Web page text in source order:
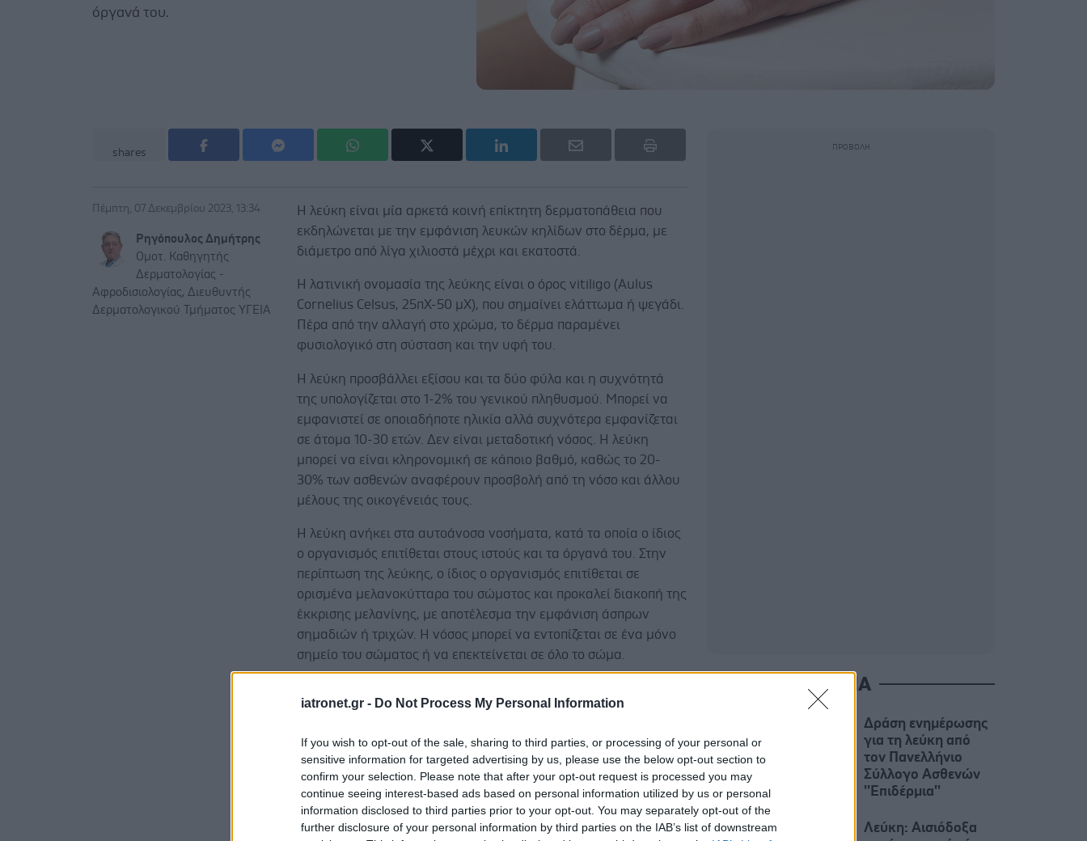
iatronet.gr - Do Not Process My Personal Information
If you wish to opt-out of the sale, sharing to third parties, or processing of your personal or
sensitive information for targeted advertising by us, please use the below opt-out section to
confirm your selection. Please note that after your opt-out request is processed you may
continue seeing interest-based ads based on personal information utilized by us or personal
information disclosed to third parties prior to your opt-out. You may separately opt-out of the
further disclosure of your personal information by third parties on the IAB’s list of downstream
όργανά του.
shares
Πέμπτη, 07 Δεκεμβρίου 2023, 13:34
Ρηγόπουλος Δημήτρης
Ομοτ. Καθηγητής
Δερματολογίας -
Αφροδισιολογίας, Διευθυντής
Δερματολογικού Τμήματος ΥΓΕΙΑ
Η λεύκη είναι μία αρκετά κοινή επίκτητη δερματοπάθεια που
εκδηλώνεται με την εμφάνιση λευκών κηλίδων στο δέρμα, με
διάμετρο από λίγα χιλιοστά μέχρι και εκατοστά.
Η λατινική ονομασία της λεύκης είναι ο όρος vitiligo (Aulus
Cornelius Celsus, 25πΧ-50 μΧ), που σημαίνει ελάττωμα ή ψεγάδι.
Πέρα από την αλλαγή στο χρώμα, το δέρμα παραμένει
φυσιολογικό στη σύσταση και την υφή του.
Η λεύκη προσβάλλει εξίσου και τα δύο φύλα και η συχνότητά
της υπολογίζεται στο 1-2% του γενικού πληθυσμού. Μπορεί να
εμφανιστεί σε οποιαδήποτε ηλικία αλλά συχνότερα εμφανίζεται
σε άτομα 10-30 ετών. Δεν είναι μεταδοτική νόσος. Η λεύκη
μπορεί να είναι κληρονομική σε κάποιο βαθμό, καθώς το 20-
30% των ασθενών αναφέρουν προσβολή από τη νόσο και άλλου
μέλους της οικογένειάς τους.
Η λεύκη ανήκει στα αυτοάνοσα νοσήματα, κατά τα οποία ο ίδιος
ο οργανισμός επιτίθεται στους ιστούς και τα όργανά του. Στην
περίπτωση της λεύκης, ο ίδιος ο οργανισμός επιτίθεται σε
ορισμένα μελανοκύτταρα του σώματος και προκαλεί διακοπή της
έκκρισης μελανίνης, με αποτέλεσμα την εμφάνιση άσπρων
σημαδιών ή τριχών. Η νόσος μπορεί να εντοπίζεται σε ένα μόνο
σημείο του σώματος ή να επεκτείνεται σε όλο το σώμα.
των ασθενών αλλά όταν εμφανίζεται σε μεγάλο βαθμό και σε
προβλήματα αυτοπεποίθησης στα άτομα που νοσούν με
αποτέλεσμα να αναπτύξουν ψυχολογικά προβλήματα.
ΔΙΑΒΑΣΤΕ ΑΚΟΜΑ
Δράση ενημέρωσης
για τη λεύκη από
τον Πανελλήνιο
Σύλλογο Ασθενών
''Eπιδέρμια''
Λεύκη: Αισιόδοξα